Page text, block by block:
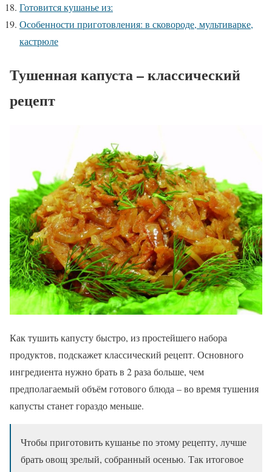
Готовится кушанье из:
Особенности приготовления: в сковороде, мультиварке,
кастрюле
Тушенная капуста – классический
рецепт
Как тушить капусту быстро, из простейшего набора
продуктов, подскажет классический рецепт. Основного
ингредиента нужно брать в 2 раза больше, чем
предполагаемый объём готового блюда – во время тушения
капусты станет гораздо меньше.
Чтобы приготовить кушанье по этому рецепту, лучше
брать овощ зрелый, собранный осенью. Так итоговое